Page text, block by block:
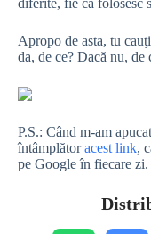
diferite, fie că folosesc
Apropo de asta, tu
da, de ce? Dacă nu, de
P.S.: Când m-am
întâmplătoracest link,
pe Google în fiecare zi.